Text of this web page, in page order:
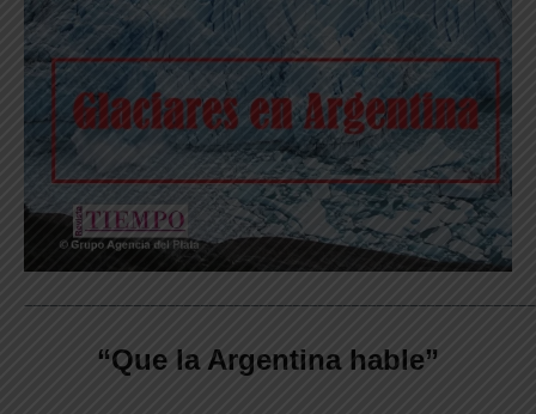
“Que la Argentina hable”